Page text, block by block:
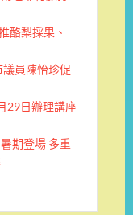
酪梨採果、
員陳怡珍促
29日辦理講座
期登場 多重